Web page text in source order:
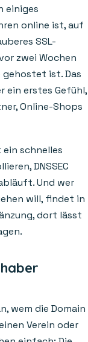
einiges
online ist, auf
SSL-
zwei Wochen
ist. Das
ein erstes Gefühl,
Online-Shops
ein schnelles
DNSSEC
Und wer
will, findet in
dort lässt
wem die Domain
Verein oder